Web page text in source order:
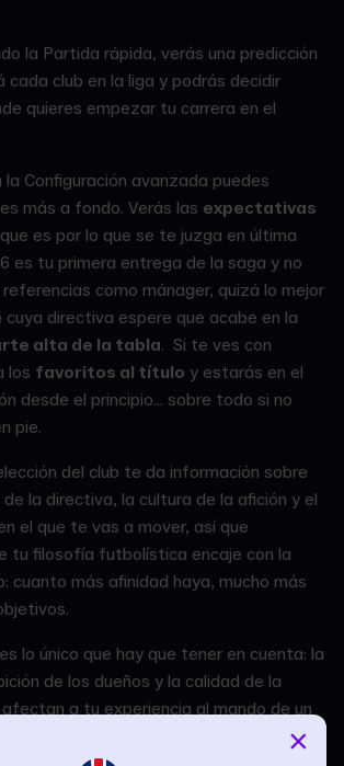
la Partida rápida, verás una predicción
cada club en la liga y podrás decidir
quieres empezar tu carrera en el
la Configuración avanzada puedes
más a fondo. Verás las expectativas
es por lo que se te juzga en última
es tu primera entrega de la saga y no
como mánager, quizá lo mejor
cuya directiva espere que acabe en la
alta de la tabla. Si te ves con
los favoritos al título y estarás en el
desde el principio... sobre todo si no
pie.
del club te da información sobre
la directiva, la cultura de la afición y el
el que te vas a mover, así que
tu filosofía futbolística encaje con la
cuanto más afinidad haya, mucho más
lo único que hay que tener en cuenta: la
de los dueños y la calidad de la
a tu experiencia al mando de un
×